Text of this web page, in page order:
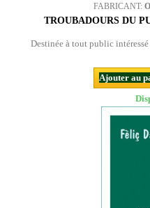
FABRICANT:
TROUBADOURS DU
Destinée à tout public
Ajouter au